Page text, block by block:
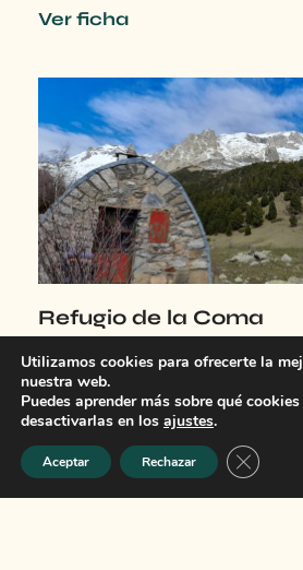
Ver ficha
Refugio de la Coma
Ver ficha
Utilizamos cookies para ofrecerte la
nuestra web.
Puedes aprender más sobre qué
desactivarlas en los ajustes.
Aceptar Rechazar Cerrar el